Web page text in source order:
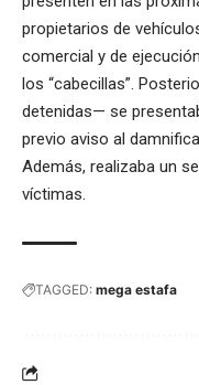
propietarios de
comercial y de
los “cabecillas”.
detenidas— se
previo aviso al
Además, realizaba un
víctimas.
TAGGED: mega estafa